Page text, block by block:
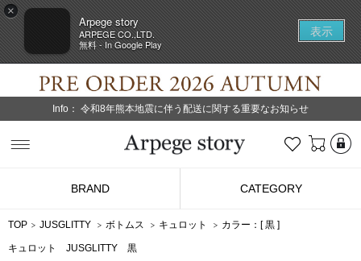
×
Arpege story
ARPEGE CO.,LTD.
無料 - In Google Play
表示
Info： 令和8年熊本地震に伴う配送に関する重要なお知らせ
お気に入り
BRAND CATEGORY
TOP JUSGLITTY ボトムス キュロット カラー：[黒 ]
キュロット JUSGLITTY 黒